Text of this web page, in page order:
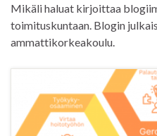
Mikäli haluat kirjoittaa
toimituskuntaan. Blogin
ammattikorkeakoulu.